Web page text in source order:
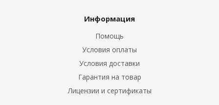
Информация
Помощь
Условия оплаты
Условия доставки
Гарантия на товар
Лицензии и сертификаты